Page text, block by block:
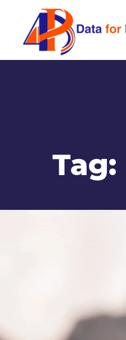
Tag: